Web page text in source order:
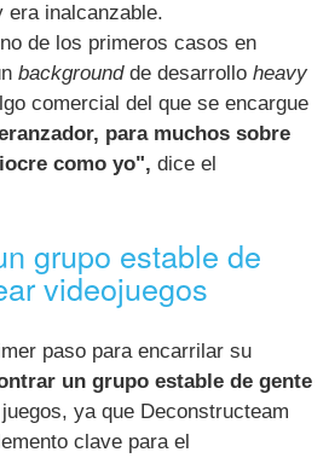
era inalcanzable.
de los primeros casos en
backgroundde desarrolloheavy
comercial del que se encargue
para muchos sobre
como yo", dice el
grupo estable de
videojuegos
paso para encarrilar su
un grupo estable de gente
ya que Deconstructeam
clave para el